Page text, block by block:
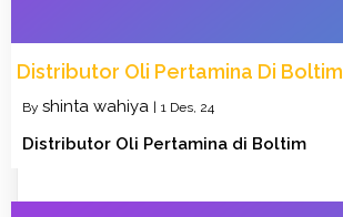
Distributor Oli Pertamina Di Boltim
By shinta wahiya | 1 Des, 24
Distributor Oli Pertamina di Boltim